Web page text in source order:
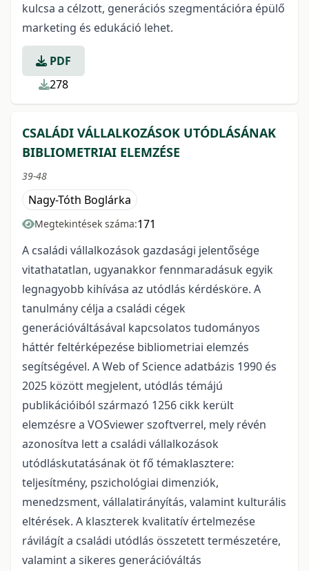
kulcsa a célzott, generációs szegmentációra épülő
marketing és edukáció lehet.
PDF
278
CSALÁDI VÁLLALKOZÁSOK UTÓDLÁSÁNAK
BIBLIOMETRIAI ELEMZÉSE
39-48
Nagy-Tóth Boglárka
Megtekintések száma:171
A családi vállalkozások gazdasági jelentősége
vitathatatlan, ugyanakkor fennmaradásuk egyik
legnagyobb kihívása az utódlás kérdésköre. A
tanulmány célja a családi cégek
generációváltásával kapcsolatos tudományos
háttér feltérképezése bibliometriai elemzés
segítségével. A Web of Science adatbázis 1990 és
2025 között megjelent, utódlás témájú
publikációiból származó 1256 cikk került
elemzésre a VOSviewer szoftverrel, mely révén
azonosítva lett a családi vállalkozások
utódláskutatásának öt fő témaklasztere:
teljesítmény, pszichológiai dimenziók,
menedzsment, vállalatirányítás, valamint kulturális
eltérések. A klaszterek kvalitatív értelmezése
rávilágít a családi utódlás összetett természetére,
valamint a sikeres generációváltás